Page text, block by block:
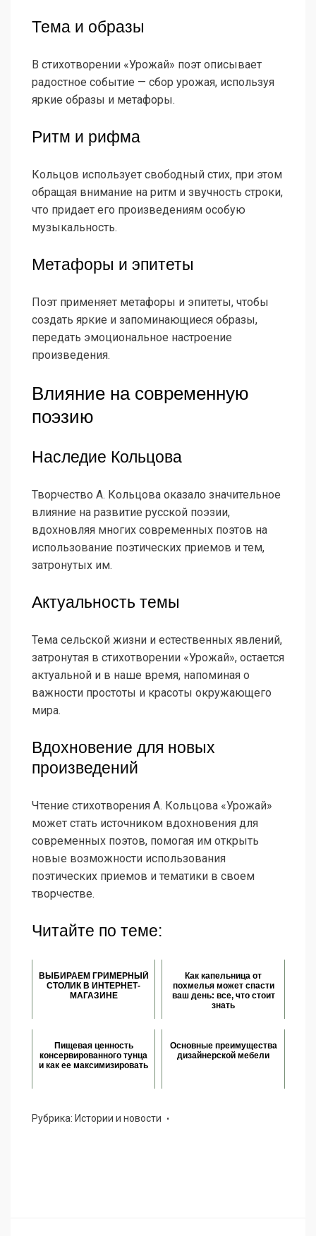
Тема и образы
В стихотворении «Урожай» поэт описывает
радостное событие — сбор урожая, используя
яркие образы и метафоры.
Ритм и рифма
Кольцов использует свободный стих, при этом
обращая внимание на ритм и звучность строки,
что придает его произведениям особую
музыкальность.
Метафоры и эпитеты
Поэт применяет метафоры и эпитеты, чтобы
создать яркие и запоминающиеся образы,
передать эмоциональное настроение
произведения.
Влияние на современную
поэзию
Наследие Кольцова
Творчество А. Кольцова оказало значительное
влияние на развитие русской поэзии,
вдохновляя многих современных поэтов на
использование поэтических приемов и тем,
затронутых им.
Актуальность темы
Тема сельской жизни и естественных явлений,
затронутая в стихотворении «Урожай», остается
актуальной и в наше время, напоминая о
важности простоты и красоты окружающего
мира.
Вдохновение для новых
произведений
Чтение стихотворения А. Кольцова «Урожай»
может стать источником вдохновения для
современных поэтов, помогая им открыть
новые возможности использования
поэтических приемов и тематики в своем
творчестве.
Читайте по теме:
ВЫБИРАЕМ ГРИМЕРНЫЙ
СТОЛИК В ИНТЕРНЕТ-
МАГАЗИНЕ
Как капельница от
похмелья может спасти
ваш день: все, что стоит
знать
Пищевая ценность
консервированного тунца
и как ее максимизировать
Основные преимущества
дизайнерской мебели
Рубрика: Истории и новости